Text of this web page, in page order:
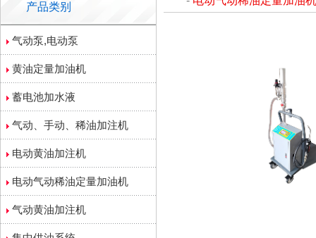
产品类别
气动泵,电动泵
黄油定量加油机
蓄电池加水液
气动、手动、稀油加注机
电动黄油加注机
电动气动稀油定量加油机
气动黄油加注机